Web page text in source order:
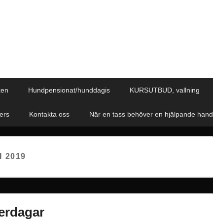
Hundpensionat/hunddagis KURSUTBUD, vallning
Kontakta oss När en tass behöver en hjälpande hand
2019